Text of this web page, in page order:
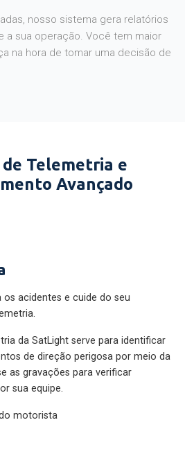
nosso sistema gera relatórios
a sua operação. Você tem maior
na hora de tomar uma decisão de
de Telemetria e
Avançado
os acidentes e cuide do seu
da SatLight serve para identificar
de direção perigosa por meio da
as gravações para verificar
sua equipe.
motorista